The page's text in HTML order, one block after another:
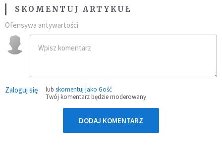
SKOMENTUJ ARTYKUŁ
Ofensywa antywartości
Zaloguj się lub skomentuj jako Gość
Twój komentarz będzie moderowany
DODAJ KOMENTARZ